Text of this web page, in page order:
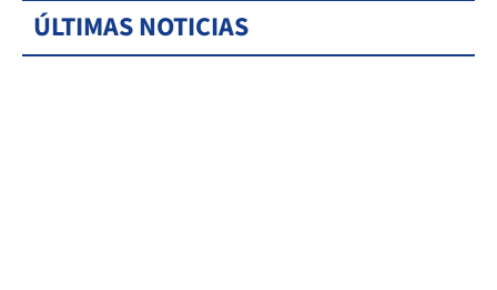
ÚLTIMAS NOTICIAS